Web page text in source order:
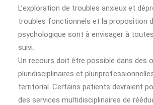
L’exploration de troubles anxieux et
troubles fonctionnels et la proposition
psychologique sont à envisager à
suivi.
Un recours doit être possible dans des
pluridisciplinaires et
territorial. Certains patients devraient
des services multidisciplinaires de